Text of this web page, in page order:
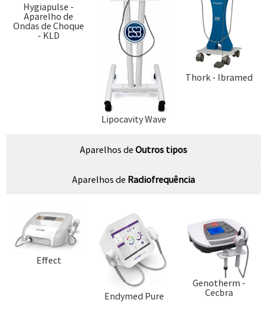
Hygiapulse -
Aparelho de
Ondas de Choque
- KLD
Lipocavity Wave
Thork - Ibramed
Aparelhos de Outros tipos
Aparelhos de Radiofrequência
Effect
Endymed Pure
Genotherm -
Cecbra